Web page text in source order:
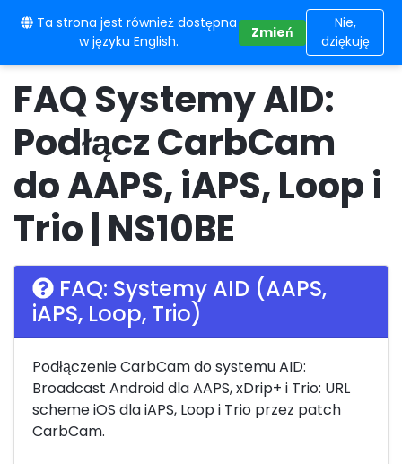
Ta strona jest również dostępna
w języku English.
Zmień
Nie,
dziękuję
10BE
FAQ Systemy AID:
Podłącz CarbCam
do AAPS, iAPS, Loop i
Trio | NS10BE
FAQ: Systemy AID (AAPS,
iAPS, Loop, Trio)
Podłączenie CarbCam do systemu AID:
Broadcast Android dla AAPS, xDrip+ i Trio: URL
scheme iOS dla iAPS, Loop i Trio przez patch
CarbCam.